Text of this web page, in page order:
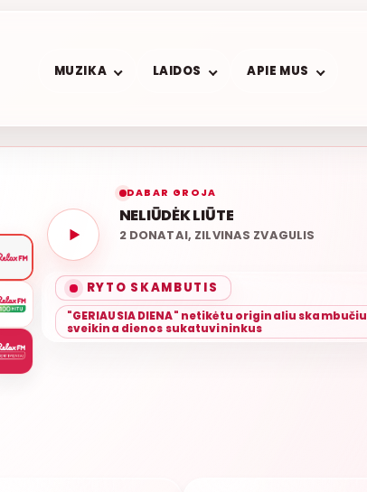
MUZIKA LAIDOS APIE MUS
DABAR GROJA
NELIŪDĖK LIŪTE
2 DONATAI, ZILVINAS ZVAGULIS
RYTO SKAMBUTIS
"GERIAUSIA DIENA" netikėtu originaliu skambučiu
sveikina dienos sukatuvininkus